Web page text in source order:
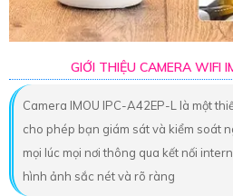
GIỚI THIỆU CAMERA WIFI
Camera IMOU IPC-A42EP-L là một
cho phép bạn giám sát và kiểm soát
mọi lúc mọi nơi thông qua kết nối
hình ảnh sắc nét và rõ ràng